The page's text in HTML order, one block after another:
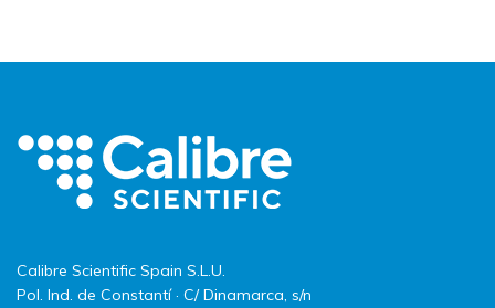
Calibre Scientific Spain S.L.U.
Pol. Ind. de Constantí · C/ Dinamarca, s/n